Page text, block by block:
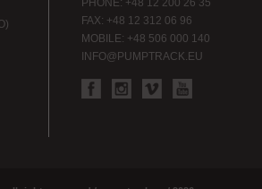
FAX: +48 12 312 06 96
MOBILE: +48 506 000 140
INFO@PUMPTRACK.EU